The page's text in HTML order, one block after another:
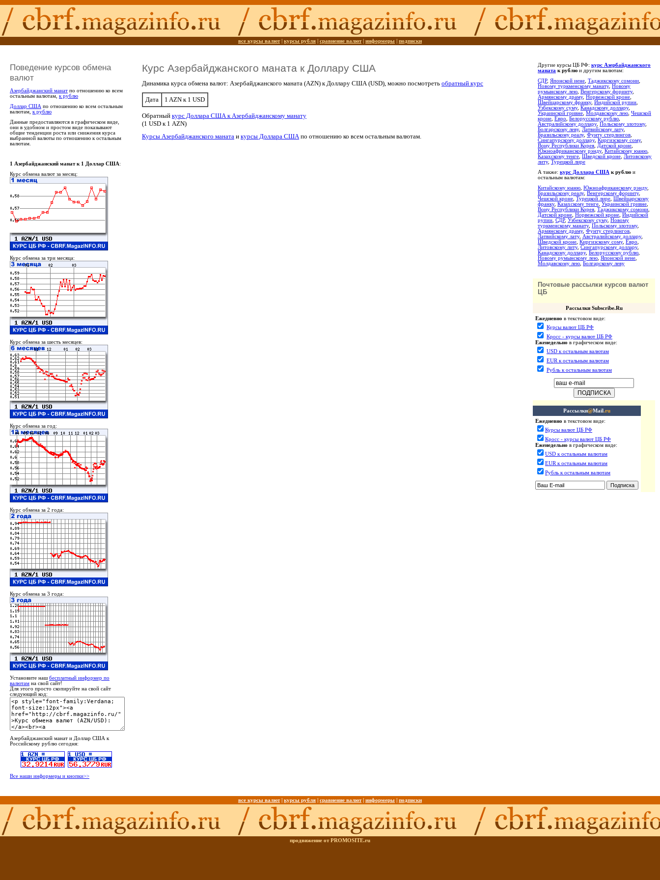
все курсы валют| курсы рубля сравнение валют| информеры подписки
Поведение курсов обмена
валют
Азербайджанский манат по отношению ко всем
остальным валютам, к рублю
Доллар США по отношению ко всем остальным
валютам, к рублю
Данные предоставляются в графическом виде,
они в удобном и простом виде показывают
общие тенденции роста или снижения курса
выбранной валюты по отношению к остальным
валютам.
Курс Азербайджанского маната к Доллару США
Динамика курса обмена валют: Азербайджанского маната (AZN) к Доллару США (USD), можно посмотреть обратный курс
Дата 1 AZN к 1 USD
Обратный курс Доллара США к Азербайджанскому манату
(1 USD к 1 AZN)
Курсы Азербайджанского маната и курсы Доллара СШАпо отношению ко всем остальным валютам.
Другие курсы ЦБ РФ: курс Азербайджанского
маната к рублю и другим валютам:
СДР, Японской иене Таджикскому сомони
Новому туркменскому манату, Новому
румынскому лею Венгерскому форинту,
Армянскому драму, Норвежской кроне
Швейцарскому франку, Индийской рупии
Узбекскому суму, Канадскому доллару,
Украинской гривне Молдавскому лею Чешской
кроне Евро Белорусскому рублю
Австралийскому доллару, Польскому злотому,
Болгарскому леву, Латвийскому лату,
Бразильскому реалу, Фунту стерлингов
Сингапурскому доллару, Киргизскому сому,
Вону Республики Корея
Датской кроне
Южноафриканскому рэнду, Китайскому юаню
Казахскому тенге Шведской кроне Литовскому
литу, Турецкой лире
А также: курс Доллара США к рублю и
остальным валютам:
Китайскому юаню Южноафриканскому рэнду,
Бразильскому реалу, Венгерскому форинту,
Чешской кроне Турецкой лире Швейцарскому
франку, Казахскому тенге Украинской гривне
Вону Республики Корея Таджикскому сомони
Датской кроне Норвежской кроне Индийской
рупии СДР, Узбекскому суму, Новому
туркменскому манату, Польскому злотому,
Армянскому драму, Фунту стерлингов
Латвийскому лату, Австралийскому доллару,
Шведской кроне Киргизскому сому, Евро
Литовскому литу, Сингапурскому доллару,
Канадскому доллару, Белорусскому рублю
Новому румынскому лею
Японской иене
Молдавскому лею Болгарскому леву
Почтовые рассылки курсов валют
ЦБ
Рассылки Subscribe.Ru
Ежедневно в текстовом виде:
Курсы валют ЦБ РФ
Кросс - курсы валют ЦБ РФ
Еженедельно в графическом виде:
USD к остальным валютам
EUR к остальным валютам
Рубль к остальным валютам
Рассылки@Mail.ru
Ежедневно в текстовом виде:
Курсы валют ЦБ РФ
Кросс - курсы валют ЦБ РФ
Еженедельно в графическом виде:
USD к остальным валютам
EUR к остальным валютам
Рубль к остальным валютам
1 Азербайджанский манат к 1 Доллар США:
Курс обмена валют за месяц:
Курс обмена за три месяца:
Курс обмена за шесть месяцев:
Курс обмена за год:
Курс обмена за 2 года:
Курс обмена за 3 года:
Установите наш бесплатный информер по
валютам на свой сайт!
Для этого просто скопируйте на свой сайт
следующий код:
Азербайджанский манат и Доллар США к
Российскому рублю сегодня:
Все наши информеры и кнопки>>
все курсы валют| курсы рубля сравнение валют| информеры подписки
продвижение от PROMOSITE.ru